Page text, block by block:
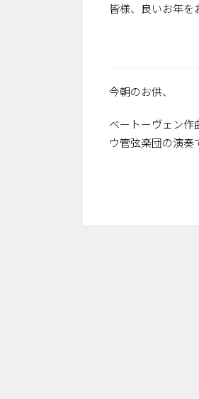
皆様、良いお年を
今朝のお供、
ベートーヴェン作
ウ管弦楽団の演奏
（司